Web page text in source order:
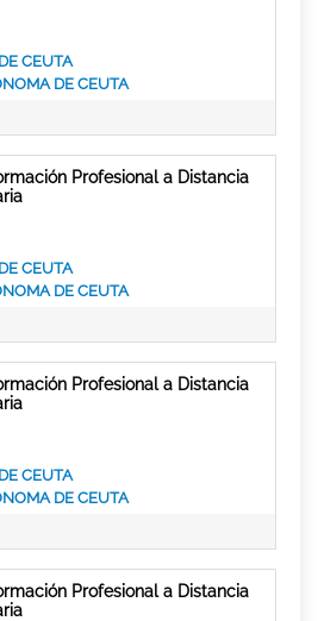
CEUTA
DE CEUTA
Profesional a Distancia
CEUTA
DE CEUTA
Profesional a Distancia
CEUTA
DE CEUTA
Profesional a Distancia